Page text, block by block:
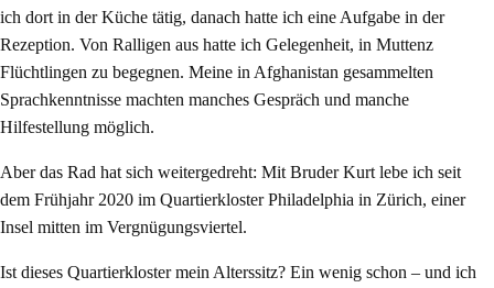
ich dort in der Küche tätig, danach hatte ich eine Aufgabe in der
Rezeption. Von Ralligen aus hatte ich Gelegenheit, in Muttenz
Flüchtlingen zu begegnen. Meine in Afghanistan gesammelten
Sprachkenntnisse machten manches Gespräch und manche
Hilfestellung möglich.
Aber das Rad hat sich weitergedreht: Mit Bruder Kurt lebe ich seit
dem Frühjahr 2020 im Quartierkloster Philadelphia in Zürich, einer
Insel mitten im Vergnügungsviertel.
Ist dieses Quartierkloster mein Alterssitz? Ein wenig schon – und ich